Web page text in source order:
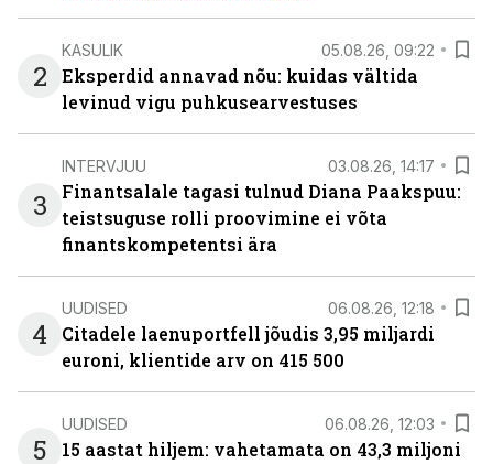
2
KASULIK 05.08.26, 09:22
Eksperdid annavad nõu: kuidas vältida
levinud vigu puhkusearvestuses
3
INTERVJUU 03.08.26, 14:17
Finantsalale tagasi tulnud Diana Paakspuu:
teistsuguse rolli proovimine ei võta
finantskompetentsi ära
4
UUDISED 06.08.26, 12:18
Citadele laenuportfell jõudis 3,95 miljardi
euroni, klientide arv on 415 500
5
UUDISED 06.08.26, 12:03
15 aastat hiljem: vahetamata on 43,3 miljoni